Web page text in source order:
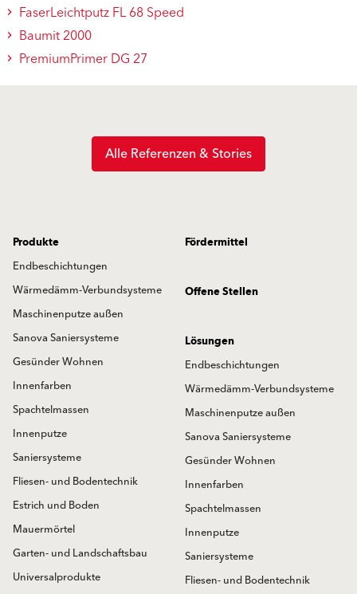
FaserLeichtputz FL 68 Speed
Baumit 2000
PremiumPrimer DG 27
Alle Referenzen & Stories
Produkte
Endbeschichtungen
Wärmedämm-Verbundsysteme
Maschinenputze außen
Sanova Saniersysteme
Gesünder Wohnen
Innenfarben
Spachtelmassen
Innenputze
Saniersysteme
Fliesen- und Bodentechnik
Estrich und Boden
Mauermörtel
Garten- und Landschaftsbau
Universalprodukte
Fördermittel
Offene Stellen
Lösungen
Endbeschichtungen
Wärmedämm-Verbundsysteme
Maschinenputze außen
Sanova Saniersysteme
Gesünder Wohnen
Innenfarben
Spachtelmassen
Innenputze
Saniersysteme
Fliesen- und Bodentechnik